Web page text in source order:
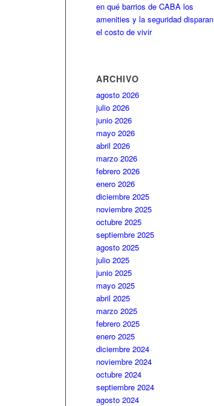
en qué barrios de CABA los
amenities y la seguridad disparan
el costo de vivir
ARCHIVO
agosto 2026
julio 2026
junio 2026
mayo 2026
abril 2026
marzo 2026
febrero 2026
enero 2026
diciembre 2025
noviembre 2025
octubre 2025
septiembre 2025
agosto 2025
julio 2025
junio 2025
mayo 2025
abril 2025
marzo 2025
febrero 2025
enero 2025
diciembre 2024
noviembre 2024
octubre 2024
septiembre 2024
agosto 2024